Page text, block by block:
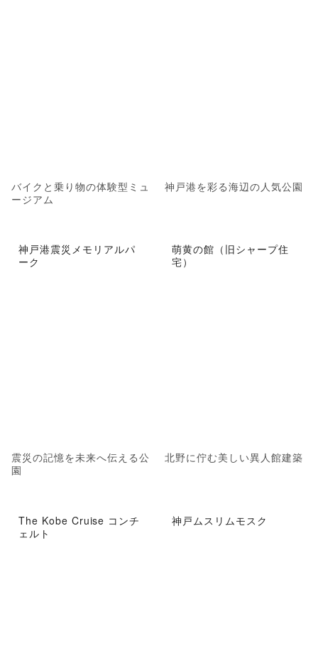
バイクと乗り物の体験型ミュ
ージアム
神戸港を彩る海辺の人気公園
神戸港震災メモリアルパ
ーク
震災の記憶を未来へ伝える公
園
萌黄の館（旧シャープ住
宅）
北野に佇む美しい異人館建築
The Kobe Cruise コンチ
ェルト
神戸ムスリムモスク